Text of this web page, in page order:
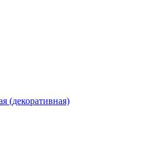
(декоративная)